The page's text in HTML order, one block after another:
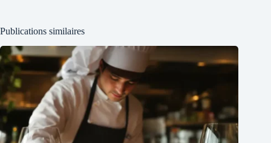
Publications similaires